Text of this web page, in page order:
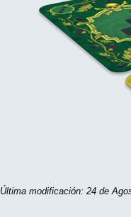
Última modificación: 24 de